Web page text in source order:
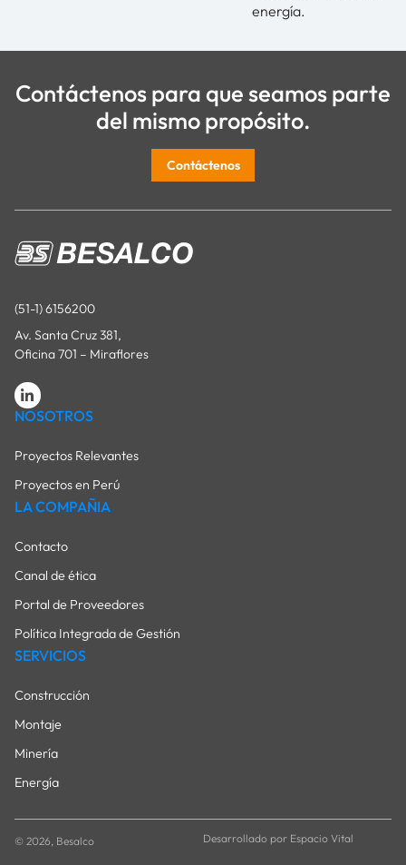
energía.
Contáctenos para que seamos parte
del mismo propósito.
Contáctenos
(51-1) 6156200
Av. Santa Cruz 381,
Oficina 701 – Miraflores
NOSOTROS
Proyectos Relevantes
Proyectos en Perú
LA COMPAÑIA
Contacto
Canal de ética
Portal de Proveedores
Política Integrada de Gestión
SERVICIOS
Construcción
Montaje
Minería
Energía
© 2026, Besalco Desarrollado por Espacio Vital